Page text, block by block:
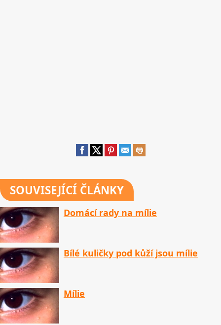
SOUVISEJÍCÍ ČLÁNKY
Domácí rady na mílie
Bílé kuličky pod kůží jsou mílie
Mílie